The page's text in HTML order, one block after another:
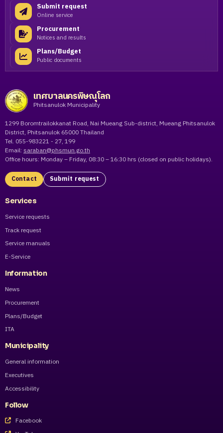
Submit request
Online service
Procurement
Notices and results
Plans/Budget
Public documents
เทศบาลนครพิษณุโลก
Phitsanulok Municipality
1299 Boromtrailokkanat Road, Nai Mueang Sub-district, Mueang Phitsanulok
District, Phitsanulok 65000 Thailand
Tel. 055-983221 - 27, 199
Email: saraban@phsmun.go.th
Office hours: Monday – Friday, 08:30 – 16:30 hrs (closed on public holidays).
Contact Submit request
Services
Service requests
Track request
Service manuals
E-Service
Information
News
Procurement
Plans/Budget
ITA
Municipality
General information
Executives
Accessibility
Follow
Facebook